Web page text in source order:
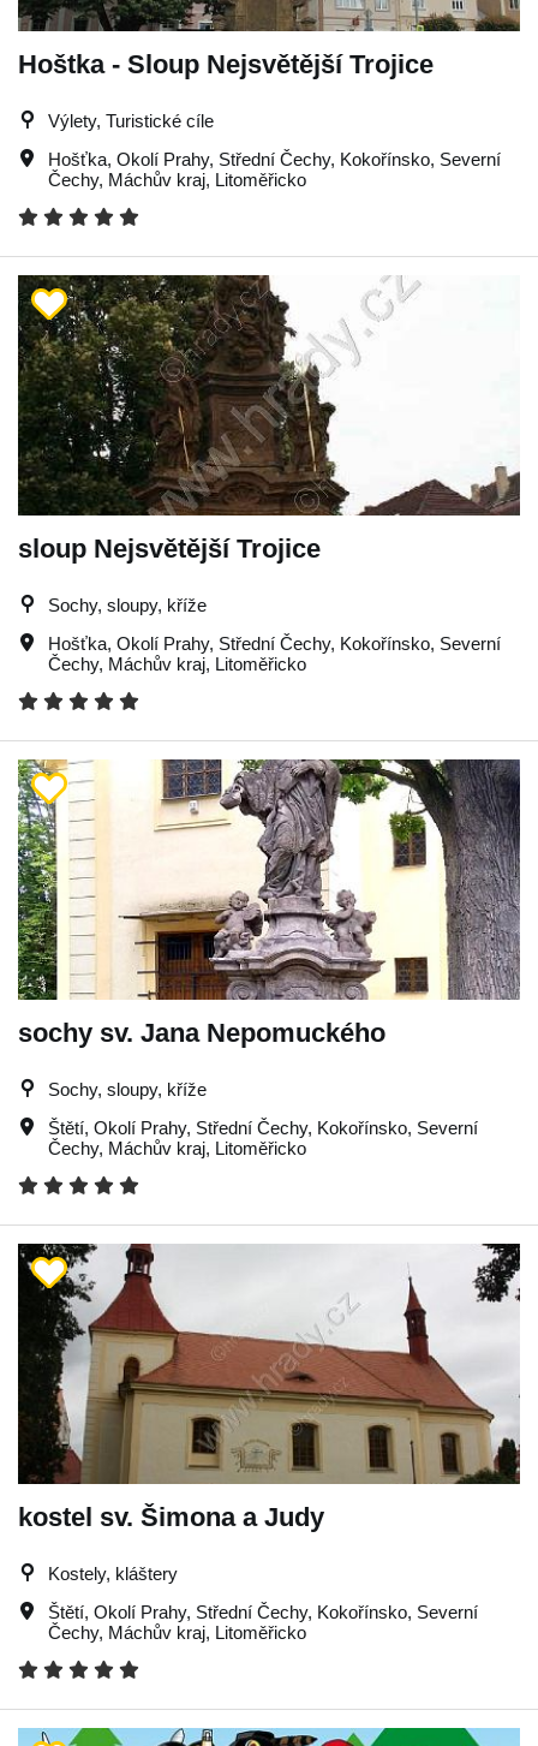
Hoštka - Sloup Nejsvětější Trojice
Výlety, Turistické cíle
Hošťka, Okolí Prahy, Střední Čechy, Kokořínsko, Severní
Čechy, Máchův kraj, Litoměřicko
sloup Nejsvětější Trojice
Sochy, sloupy, kříže
Hošťka, Okolí Prahy, Střední Čechy, Kokořínsko, Severní
Čechy, Máchův kraj, Litoměřicko
sochy sv. Jana Nepomuckého
Sochy, sloupy, kříže
Štětí, Okolí Prahy, Střední Čechy, Kokořínsko, Severní
Čechy, Máchův kraj, Litoměřicko
kostel sv. Šimona a Judy
Kostely, kláštery
Štětí, Okolí Prahy, Střední Čechy, Kokořínsko, Severní
Čechy, Máchův kraj, Litoměřicko